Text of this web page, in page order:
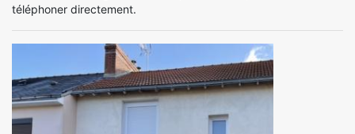
téléphoner directement.